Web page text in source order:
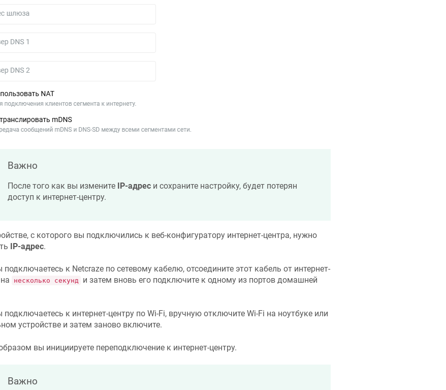
Важно
После того как вы измените IP-адреси сохраните настройку, будет потерян
доступ к интернет-центру.
с которого вы подключились к веб-конфигуратору интернет-центра, нужно
IP-адрес.
подключаетесь к Netcrazeпо сетевому кабелю, отсоедините этот кабель от интернет-
несколько секунд
и затем вновь его подключите к одному из портов домашней
подключаетесь к интернет-центру по Wi-Fi, вручную отключите Wi-Fi на ноутбуке или
устройстве и затем заново включите.
вы инициируете переподключение к интернет-центру.
Важно